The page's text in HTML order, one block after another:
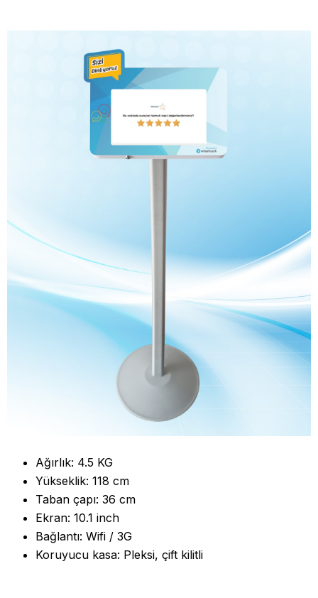
Ağırlık: 4.5 KG
Yükseklik: 118 cm
Taban çapı: 36 cm
Ekran: 10.1 inch
Bağlantı: Wifi / 3G
Koruyucu kasa: Pleksi, çift kilitli